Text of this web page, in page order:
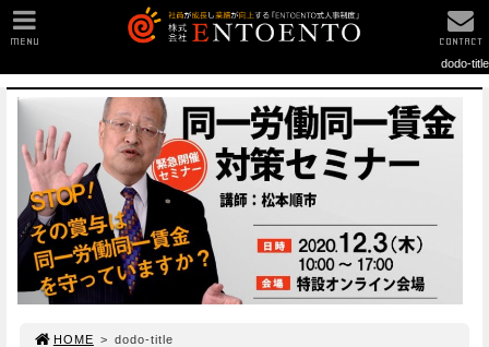
dodo-title
HOME > dodo-title
MENU CONTACT